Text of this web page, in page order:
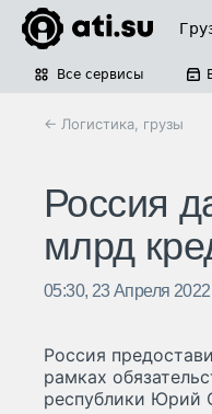
Все сервисы
← Логистика, грузы
Россия
млрд
05:30, 23 Апреля 2022
Россия
рамках
республики Юрий